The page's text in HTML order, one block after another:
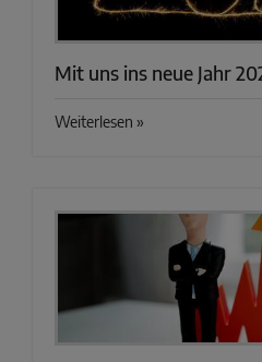
Mit uns ins neue Jahr
Weiterlesen »